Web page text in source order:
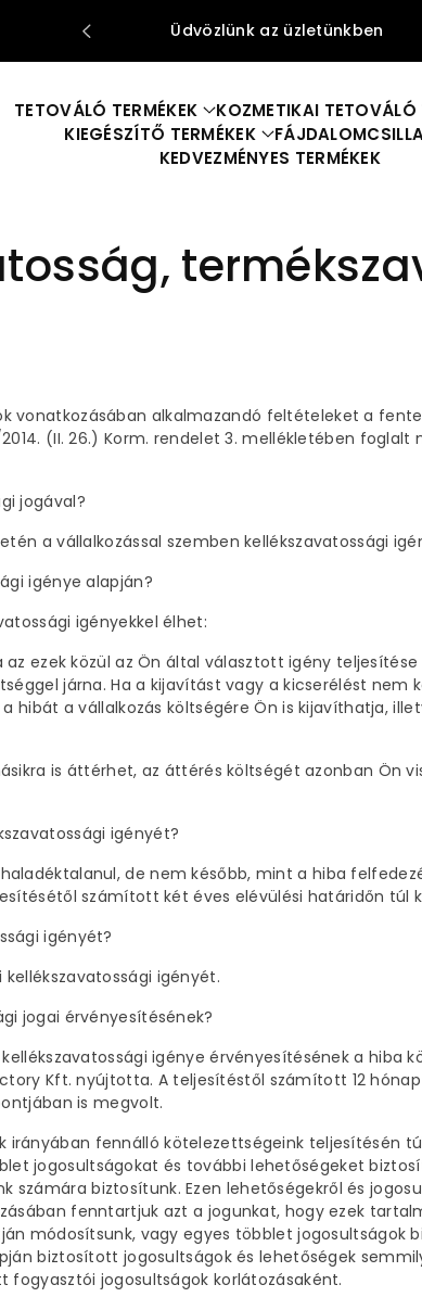
Nyitva Tartás: H-CS: 10:00-18:00, P:
-15:00
TETOVÁLÓ TERMÉKEK
KOZMETIKAI TETOVÁLÓ
KIEGÉSZÍTŐ TERMÉKEK
KEDVEZMÉNYES TERMÉKEK
vonatkozásában alkalmazandó feltételeket a
(II. 26.) Korm. rendelet 3. mellékletében
jogával?
a vállalkozással szemben kellékszavatossági
igénye alapján?
igényekkel élhet:
ezek közül az Ön által választott igény
járna. Ha a kijavítást vagy a kicserélést nem
hibát a vállalkozás költségére Ön is kijavíthatja,
is áttérhet, az áttérés költségét azonban Ön
igényét?
de nem később, mint a hiba
számított két éves elévülési határidőn túl
igényét?
igényét.
jogai érvényesítésének?
igénye érvényesítésének a hiba
Kft. nyújtotta. A teljesítéstől számított 12
is megvolt.
irányában fennálló kötelezettségeink teljesítésén
jogosultságokat és további lehetőségeket
számára biztosítunk. Ezen lehetőségekről és
fenntartjuk azt a jogunkat, hogy ezek
módosítsunk, vagy egyes többlet jogosultságok
biztosított jogosultságok és lehetőségek
fogyasztói jogosultságok korlátozásaként.